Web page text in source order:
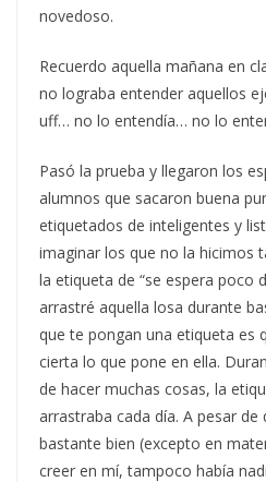
novedoso.
Recuerdo aquella mañana en
no lograba entender aquellos
uff… no lo entendía… no lo
Pasó la prueba y llegaron los
alumnos que sacaron buena
etiquetados de inteligentes y
imaginar los que no la hicimos
la etiqueta de “se espera poco
arrastré aquella losa durante
que te pongan una etiqueta es
cierta lo que pone en ella.
de hacer muchas cosas, la
arrastraba cada día. A pesar
bastante bien (excepto en
creer en mí, tampoco había